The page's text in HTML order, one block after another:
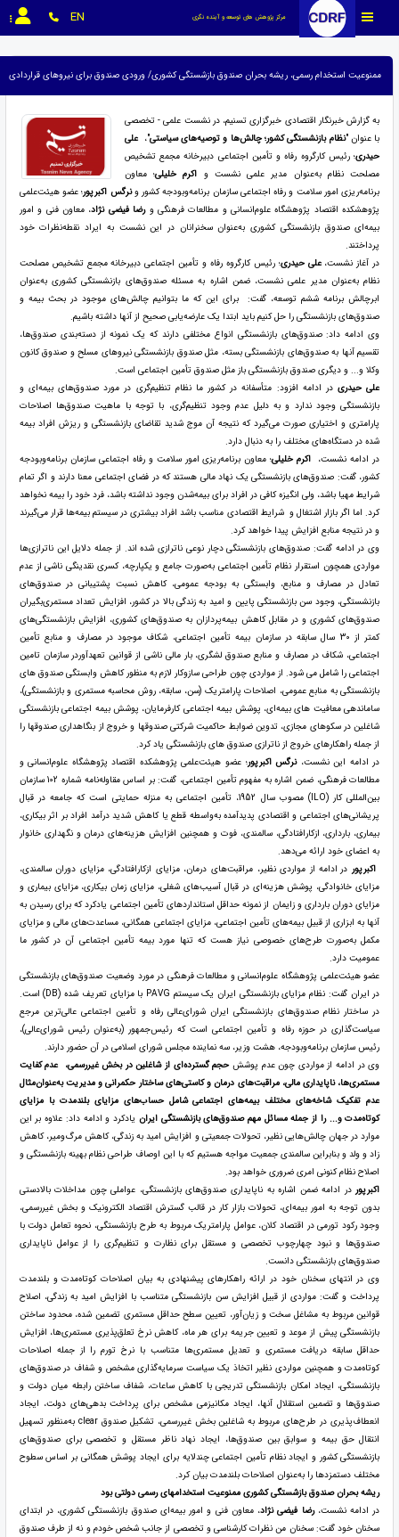
مرکز پژوهش های توسعه و آینده نگری EN
ممنوعیت استخدام رسمی، ریشه بحران صندوق بازشستگی کشوری/ ورودی صندوق برای نیروهای قراردادی
به گزارش خبرنگار اقتصادی خبرگزاری تسنیم، در نشست علمی - تخصصی
با عنوان "نظام بازنشستگی کشور؛ چالش‌ها و توصیه‌های سیاستی"،علی
حیدری؛ رئیس کارگروه رفاه و تأمین اجتماعی دبیرخانه مجمع تشخیص
مصلحت نظام به‌عنوان مدیر علمی نشست و اکرم خلیلی؛ معاون
برنامه‌ریزی امور سلامت و رفاه اجتماعی سازمان برنامه‌وبودجه کشور ونرگس اکبرپور؛ عضو هیئت‌علمی
پژوهشکده اقتصاد پژوهشگاه علوم‌انسانی و مطالعات فرهنگی ورضا فیضی نژاد، معاون فنی و امور
بیمه‌ای صندوق بازنشستگی کشوری به‌عنوان سخنرانان در این نشست به ایراد نقطه‌نظرات خود
پرداختند.
در آغاز نشست،علی حیدری؛ رئیس کارگروه رفاه و تأمین اجتماعی دبیرخانه مجمع تشخیص مصلحت
نظام به‌عنوان مدیر علمی نشست، ضمن اشاره به مسئله صندوق‌های بازنشستگی کشوری به‌عنوان
ابرچالش برنامه ششم توسعه، گفت: برای این که ما بتوانیم چالش‌های موجود در بحث بیمه و
صندوق‌های بازنشستگی را حل کنیم باید ابتدا یک عارضه‌یابی صحیح از آنها داشته باشیم.
وی ادامه داد: صندوق‌های بازنشستگی انواع مختلفی دارند که یک نمونه از دسته‌بندی صندوق‌ها،
تقسیم آنها به صندوق‌های بازنشستگی بسته، مثل صندوق بازنشستگی نیروهای مسلح و صندوق کانون
وکلا و... و دیگری صندوق بازنشستگی باز مثل صندوق تأمین اجتماعی است.
علی حیدریدر ادامه افزود: متأسفانه در کشور ما نظام تنظیم‌گری در مورد صندوق‌های بیمه‌ای و
بازنشستگی وجود ندارد و به دلیل عدم وجود تنظیم‌گری، با توجه با ماهیت صندوق‌ها اصلاحات
پارامتری و اختیاری صورت می‌گیرد که نتیجه آن موج شدید تقاضای بازنشستگی و ریزش افراد بیمه
شده در دستگاه‌های مختلف را به دنبال دارد.
در ادامه نشست، اکرم خلیلی؛ معاون برنامه‌ریزی امور سلامت و رفاه اجتماعی سازمان برنامه‌وبودجه
کشور، گفت: صندوق‌های بازنشستگی یک نهاد مالی هستند که در فضای اجتماعی معنا دارند و اگر تمام
شرایط مهیا باشد، ولی انگیزه کافی در افراد برای بیمه‌شدن وجود نداشته باشد، فرد خود را بیمه نخواهد
کرد. اما اگر بازار اشتغال و شرایط اقتصادی مناسب باشد افراد بیشتری در سیستم بیمه‌ها قرار می‌گیرند
و در نتیجه منابع افزایش پیدا خواهد کرد.
وی در ادامه گفت: صندوق‌های بازنشستگی دچار نوعی ناترازی شده اند. از جمله دلایل این ناترازی‌ها
مواردی همچون استقرار نظام تأمین اجتماعی به‌صورت جامع و یکپارچه، کسری نقدینگی ناشی از عدم
تعادل در مصارف و منابع، وابستگی به بودجه عمومی، کاهش نسبت پشتیبانی در صندوق‌های
بازنشستگی، وجود سن بازنشستگی پایین و امید به زندگی بالا در کشور، افزایش تعداد مستمری‌بگیران
صندوق‌های کشوری و در مقابل کاهش بیمه‌پردازان به صندوق‌های کشوری، افزایش بازنشستگی‌های
کمتر از 30 سال سابقه در سازمان بیمه تأمین اجتماعی، شکاف موجود در مصارف و منابع تأمین
اجتماعی، شکاف در مصارف و منابع صندوق لشگری، بار مالی ناشی از قوانین تعهدآوردر سازمان تامین
اجتماعی را شامل می شود. از مواردی چون طراحی سازوکار لازم به منظور کاهش وابستگی صندوق های
بازنشستگی به منابع عمومی، اصلاحات پارامتریک (سن، سابقه، روش محاسبه مستمری و بازنشستگی)،
ساماندهی معافیت های بیمه‌ای، پوشش بیمه اجتماعی کارفرمایان، پوشش بیمه اجتماعی بازنشستگی
شاغلین در سکوهای مجازی، تدوین ضوابط حاکمیت شرکتی صندوقها و خروج از بنگاهداری صندوقها را
از جمله راهکارهای خروج از ناترازی صندوق های بازنشستگی یاد کرد.
در ادامه این نشست،نرگس اکبرپور؛ عضو هیئت‌علمی پژوهشکده اقتصاد پژوهشگاه علوم‌انسانی و
مطالعات فرهنگی، ضمن اشاره به مفهوم تأمین اجتماعی، گفت: بر اساس مقاوله‌نامه شماره 102 سازمان
بین‌المللی کار (ILO) مصوب سال 1952، تأمین اجتماعی به منزله حمایتی است که جامعه در قبال
پریشانی‌های اجتماعی و اقتصادی پدیدآمده به‌واسطه قطع یا کاهش شدید درآمد افراد بر اثر بیکاری،
بیماری، بارداری، ازکارافتادگی، سالمندی، فوت و همچنین افزایش هزینه‌های درمان و نگهداری خانوار
به اعضای خود ارائه می‌دهد.
اکبرپور در ادامه از مواردی نظیر، مراقبت‌های درمان، مزایای ازکارافتادگی، مزایای دوران سالمندی،
مزایای خانوادگی، پوشش هزینه‌ای در قبال آسیب‌های شغلی، مزایای زمان بیکاری، مزایای بیماری و
مزایای دوران بارداری و زایمان از نمونه حداقل استانداردهای تأمین اجتماعی یادکرد که برای رسیدن به
آنها به ابزاری از قبیل بیمه‌های تأمین اجتماعی، مزایای اجتماعی همگانی، مساعدت‌های مالی و مزایای
مکمل به‌صورت طرح‌های خصوصی نیاز هست که تنها مورد بیمه تأمین اجتماعی آن در کشور ما
عمومیت دارد.
عضو هیئت‌علمی پژوهشگاه علوم‌انسانی و مطالعات فرهنگی در مورد وضعیت صندوق‌های بازنشستگی
در ایران گفت: نظام مزایای بازنشستگی ایران یک سیستم PAVG با مزایای تعریف شده (DB) است.
در ساختار نظام صندوق‌های بازنشستگی ایران شورای‌عالی رفاه و تأمین اجتماعی عالی‌ترین مرجع
سیاست‌گذاری در حوزه رفاه و تأمین اجتماعی است که رئیس‌جمهور (به‌عنوان رئیس شورای‌عالی)،
رئیس سازمان برنامه‌وبودجه، هشت وزیر، سه نماینده مجلس شورای اسلامی در آن حضور دارند.
وی در ادامه از مواردی چون عدم پوشش حجم گسترده‌ای از شاغلین در بخش غیررسمی، عدم کفایت
مستمری‌ها، ناپایداری مالی، مراقبت‌های درمان و کاستی‌های ساختار حکمرانی و مدیریت به‌عنوان‌مثال
عدم تفکیک شاخه‌های مختلف بیمه‌های اجتماعی شامل حساب‌های مزایای بلندمدت با مزایای
کوتاه‌مدت و... را از جمله مسائل مهم صندوق‌های بازنشستگی ایران یادکرد و ادامه داد: علاوه بر این
موارد در جهان چالش‌هایی نظیر، تحولات جمعیتی و افزایش امید به زندگی، کاهش مرگ‌ومیر، کاهش
زاد و ولد و بنابراین سالمندی جمعیت مواجه هستیم که با این اوصاف طراحی نظام بهینه بازنشستگی و
اصلاح نظام کنونی امری ضروری خواهد بود.
اکبرپوردر ادامه ضمن اشاره به ناپایداری صندوق‌های بازنشستگی، عواملی چون مداخلات بالادستی
بدون توجه به امور بیمه‌ای، تحولات بازار کار در قالب گسترش اقتصاد الکترونیک و بخش غیررسمی،
وجود رکود تورمی در اقتصاد کلان، عوامل پارامتریک مربوط به طرح بازنشستگی، نحوه تعامل دولت با
صندوق‌ها و نبود چهارچوب تخصصی و مستقل برای نظارت و تنظیم‌گری را از عوامل ناپایداری
صندوق‌های بازنشستگی دانست.
وی در انتهای سخنان خود در ارائه راهکارهای پیشنهادی به بیان اصلاحات کوتاه‌مدت و بلندمدت
پرداخت و گفت: مواردی از قبیل افزایش سن بازنشستگی متناسب با افزایش امید به زندگی، اصلاح
قوانین مربوط به مشاغل سخت و زیان‌آور، تعیین سطح حداقل مستمری تضمین شده، محدود ساختن
بازنشستگی پیش از موعد و تعیین جریمه برای هر ماه، کاهش نرخ تعلق‌پذیری مستمری‌ها، افزایش
حداقل سابقه دریافت مستمری و تعدیل مستمری‌ها متناسب با نرخ تورم را از جمله اصلاحات
کوتاه‌مدت و همچنین مواردی نظیر اتخاذ یک سیاست سرمایه‌گذاری مشخص و شفاف در صندوق‌های
بازنشستگی، ایجاد امکان بازنشستگی تدریجی با کاهش ساعات، شفاف ساختن رابطه میان دولت و
صندوق‌ها و تضمین استقلال آنها، ایجاد مکانیزمی مشخص برای پرداخت بدهی‌های دولت، ایجاد
انعطاف‌پذیری در طرح‌های مربوط به شاغلین بخش غیررسمی، تشکیل صندوق clear به‌منظور تسهیل
انتقال حق بیمه و سوابق بین صندوق‌ها، ایجاد نهاد ناظر مستقل و تخصصی برای صندوق‌های
بازنشستگی کشور و ایجاد نظام تأمین اجتماعی چندلایه برای ایجاد پوشش همگانی بر اساس سطوح
مختلف دستمزدها را به‌عنوان اصلاحات بلندمدت بیان کرد.
ریشه بحران صندوق بازشستگی کشوری ممنوعیت استخدامهای رسمی دولتی بود
در ادامه نشست،رضا فیضی نژاد، معاون فنی و امور بیمه‌ای صندوق بازنشستگی کشوری، در ابتدای
سخنان خود گفت: سخنان من نظرات کارشناسی و تخصصی از جانب شخص خودم و نه از طرف صندوق